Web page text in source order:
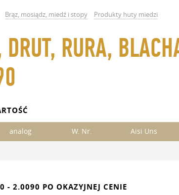
Brąz, mosiądz, miedź i stopy Produkty huty miedzi
DRUT, RURA,
analog W. Nr. Aisi Uns
- 2.0090 PO OKAZYJNEJ CENIE